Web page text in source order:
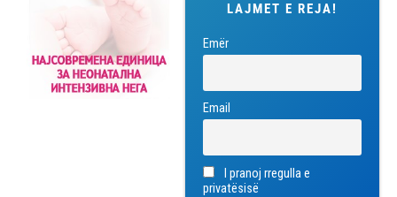
LAJMET E REJA!
Emër
Email
I pranoj rregulla e
privatësisë